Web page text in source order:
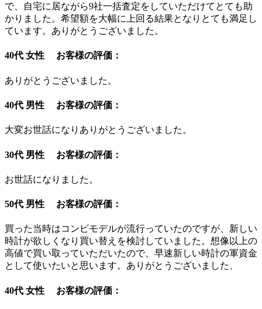
で、自宅に居ながら9社一括査定をしていただけてとても助
かりました。希望額を大幅に上回る結果となりとても満足し
ています。ありがとうございました。
40代 女性 お客様の評価：
ありがとうございました。
40代 男性 お客様の評価：
大変お世話になりありがとうございました。
30代 男性 お客様の評価：
お世話になりました。
50代 男性 お客様の評価：
買った当時はコンビモデルが流行っていたのですが、新しい
時計が欲しくなり買い替えを検討していました。想像以上の
高値で買い取っていただいたので、早速新しい時計の軍資金
として使いたいと思います。ありがとうございました、
40代 女性 お客様の評価：